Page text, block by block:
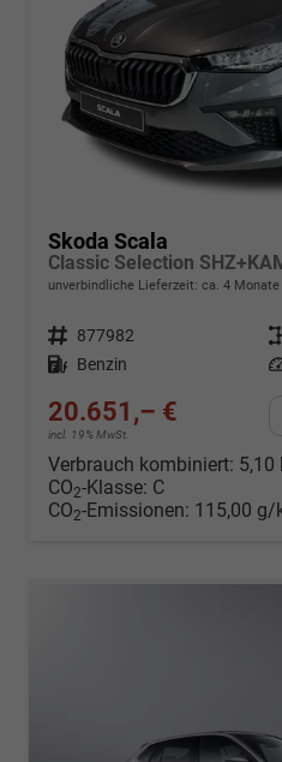
Skoda Scala
unverbindliche Lieferzeit: ca. 4 Monate
Fahrzeugnr. 877982
Kraftstoff Benzin
20.651,– €
incl. 19% MwSt.
Verbrauch kombiniert: 5,10
CO2-Klasse: C
CO2-Emissionen: 115,00 g/